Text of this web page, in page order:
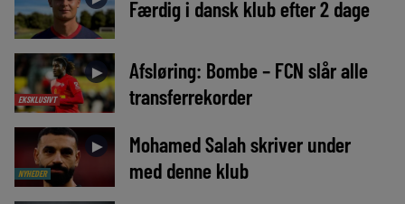
Færdig i dansk klub efter 2 dage
EKSKLUSIVT
►
Afsløring: Bombe – FCN slår alle
transferrekorder
NYHEDER
►
Mohamed Salah skriver under
med denne klub